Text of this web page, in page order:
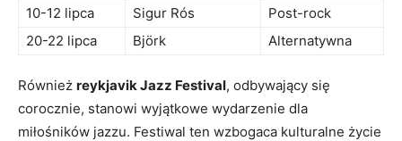
10-12 lipca
Sigur Rós
Post-rock
20-22 ‌lipca
Björk Alternatywna
Również reykjavik Jazz ‌Festival,​ odbywający się
‍corocznie, stanowi wyjątkowe wydarzenie dla
miłośników jazzu. Festiwal ten wzbogaca kulturalne życie